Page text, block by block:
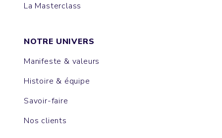
La Masterclass
NOTRE UNIVERS
Manifeste & valeurs
Histoire & équipe
Savoir-faire
Nos clients